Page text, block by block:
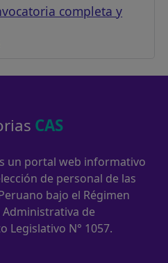
completa y
CAS
un portal web informativo
de personal de las
bajo el Régimen
de
Legislativo N° 1057.